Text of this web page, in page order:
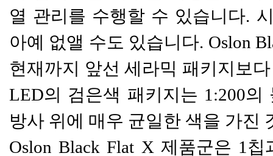
열 관리를 수행할 수 있습니다.
아예 없앨 수도 있습니다. Oslon
현재까지 앞선 세라믹 패키지보
LED의 검은색 패키지는 1:200
방사 위에 매우 균일한 색을 가진
Oslon Black Flat X 제품군은 1